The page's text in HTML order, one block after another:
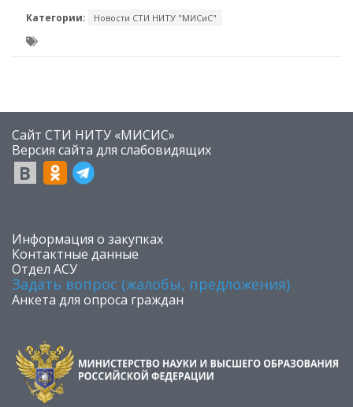
Категории: Новости СТИ НИТУ "МИСиС"
Сайт СТИ НИТУ «МИСИС»
​Версия сайта для слабовидящих
​Информация о закупках
Контактные данные
Отдел АСУ
Задать вопрос (жалобы, предложения)
Анкета для опроса граждан